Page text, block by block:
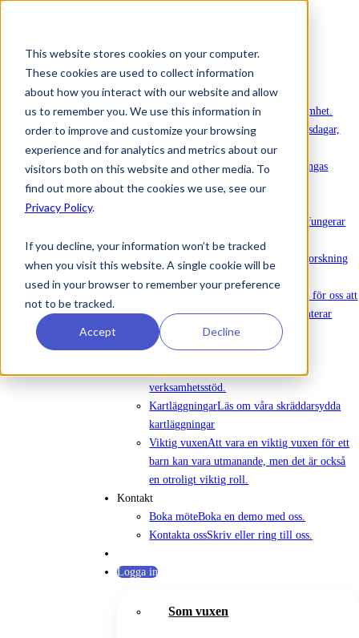
This website stores cookies on your computer.
These cookies are used to collect information
about how you interact with our website and allow
us to remember you. We use this information in
order to improve and customize your browsing
experience and for analytics and metrics about our
visitors both on this website and other media. To
find out more about the cookies we use, see our
Privacy Policy.
If you decline, your information won’t be tracked
when you visit this website. A single cookie will be
used in your browser to remember your preference
not to be tracked.
Accept Decline
Att köpa in Ommej
Nyheter
NyheterSenaste nytt om vår verksamhet.
EvenemangAnmälan till utbildningsdagar,
webinarier och annat.
RapporterRapporter om barn och ungas
mående.
Läs om hur Ommej fungerar
för barn och unga.
Forskning och Impact
Läs om den forskning
Det är viktigt för oss att
du känner dig trygg med hur vi hanterar
känsliga uppgifter.
Om ossAllt om företaget.
verksamhetsstöd.
KartläggningarLäs om våra skräddarsydda
kartläggningar
Viktig vuxenAtt vara en viktig vuxen för ett
barn kan vara utmanande, men det är också
en otroligt viktig roll.
Kontakt
Boka möteBoka en demo med oss.
Kontakta ossSkriv eller ring till oss.
Logga in
Som vuxen